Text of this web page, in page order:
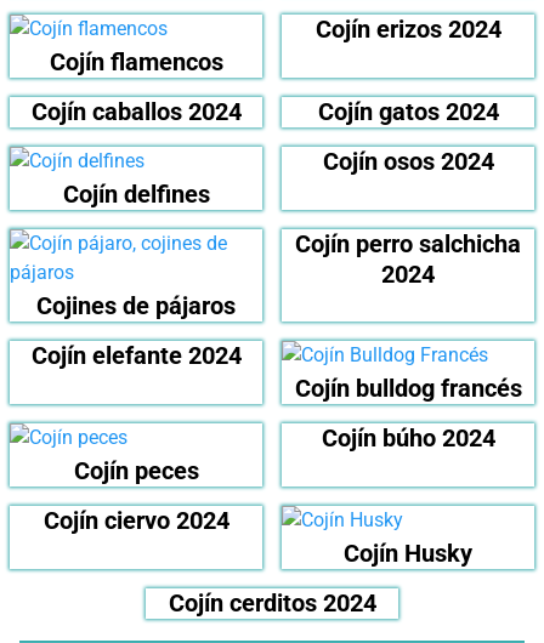
Cojín flamencos
Cojín erizos 2024
Cojín caballos 2024 Cojín gatos 2024
Cojín delfines
Cojín osos 2024
Cojines de pájaros
Cojín perro salchicha
2024
Cojín elefante 2024
Cojín bulldog francés
Cojín peces
Cojín búho 2024
Cojín ciervo 2024
Cojín Husky
Cojín cerditos 2024